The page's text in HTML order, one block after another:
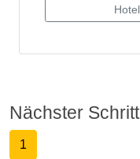
Nächster Schritt
1